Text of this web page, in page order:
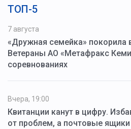
ТОП-5
7 августа
«Дружная семейка» покорила
Ветераны АО «Метафракс
соревнованиях
Вчера, 19:00
Квитанции канут в цифру.
от проблем, а почтовые